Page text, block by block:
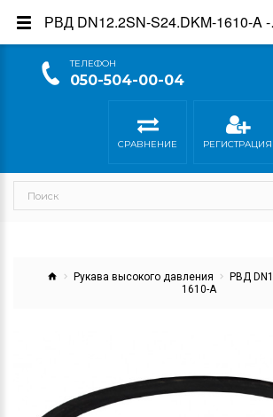
ТEЛЕФОН
050-504-00-04
СРАВНЕНИЕ РЕГИСТРАЦИЯ
Рукава высокого давления
РВД
1610-A
РВД